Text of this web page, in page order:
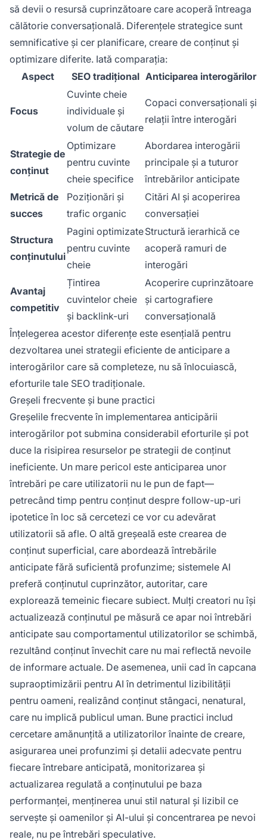
să devii o resursă cuprinzătoare care acoperă întreaga
călătorie conversațională. Diferențele strategice sunt
semnificative și cer planificare, creare de conținut și
optimizare diferite. Iată comparația:
Aspect
SEO tradițional Anticiparea interogărilor
Focus
Cuvinte cheie
individuale și
volum de căutare
Copaci conversaționali și
relații între interogări
Strategie de
conținut
Optimizare
pentru cuvinte
cheie specifice
Abordarea interogării
principale și a tuturor
întrebărilor anticipate
Metrică de
succes
Poziționări și
trafic organic
Citări AI și acoperirea
conversației
Structura
conținutului
Pagini optimizate
pentru cuvinte
cheie
Structură ierarhică ce
acoperă ramuri de
interogări
Avantaj
competitiv
Țintirea
cuvintelor cheie
și backlink-uri
Acoperire cuprinzătoare
și cartografiere
conversațională
Înțelegerea acestor diferențe este esențială pentru
dezvoltarea unei strategii eficiente de anticipare a
interogărilor care să completeze, nu să înlocuiască,
eforturile tale SEO tradiționale.
Greșeli frecvente și bune practici
Greșelile frecvente în implementarea anticipării
interogărilor pot submina considerabil eforturile și pot
duce la risipirea resurselor pe strategii de conținut
ineficiente. Un mare pericol este anticiparea unor
întrebări pe care utilizatorii nu le pun de fapt—
petrecând timp pentru conținut despre follow-up-uri
ipotetice în loc să cercetezi ce vor cu adevărat
utilizatorii să afle. O altă greșeală este crearea de
conținut superficial, care abordează întrebările
anticipate fără suficientă profunzime; sistemele AI
preferă conținutul cuprinzător, autoritar, care
explorează temeinic fiecare subiect. Mulți creatori nu își
actualizează conținutul pe măsură ce apar noi întrebări
anticipate sau comportamentul utilizatorilor se schimbă,
rezultând conținut învechit care nu mai reflectă nevoile
de informare actuale. De asemenea, unii cad în capcana
supraoptimizării pentru AI în detrimentul lizibilității
pentru oameni, realizând conținut stângaci, nenatural,
care nu implică publicul uman. Bune practici includ
cercetare amănunțită a utilizatorilor înainte de creare,
asigurarea unei profunzimi și detalii adecvate pentru
fiecare întrebare anticipată, monitorizarea și
actualizarea regulată a conținutului pe baza
performanței, menținerea unui stil natural și lizibil ce
servește și oamenilor și AI-ului și concentrarea pe nevoi
reale, nu pe întrebări speculative.